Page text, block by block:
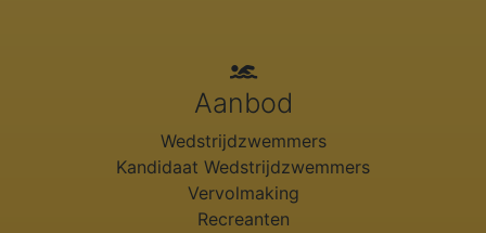
Aanbod
Wedstrijdzwemmers
Kandidaat Wedstrijdzwemmers
Vervolmaking
Recreanten